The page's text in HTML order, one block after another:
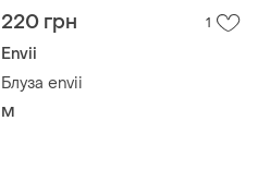
220 грн 1
Envii
Блуза envii
M